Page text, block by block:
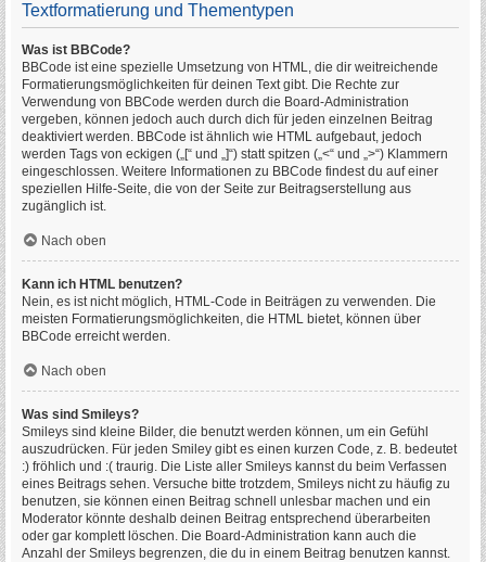
Textformatierung und Thementypen
Was ist BBCode?
BBCode ist eine spezielle Umsetzung von HTML, die dir weitreichende
Formatierungsmöglichkeiten für deinen Text gibt. Die Rechte zur
Verwendung von BBCode werden durch die Board-Administration
vergeben, können jedoch auch durch dich für jeden einzelnen Beitrag
deaktiviert werden. BBCode ist ähnlich wie HTML aufgebaut, jedoch
werden Tags von eckigen („[“ und „]“) statt spitzen („<“ und „>“) Klammern
eingeschlossen. Weitere Informationen zu BBCode findest du auf einer
speziellen Hilfe-Seite, die von der Seite zur Beitragserstellung aus
zugänglich ist.
Nach oben
Kann ich HTML benutzen?
Nein, es ist nicht möglich, HTML-Code in Beiträgen zu verwenden. Die
meisten Formatierungsmöglichkeiten, die HTML bietet, können über
BBCode erreicht werden.
Nach oben
Was sind Smileys?
Smileys sind kleine Bilder, die benutzt werden können, um ein Gefühl
auszudrücken. Für jeden Smiley gibt es einen kurzen Code, z. B. bedeutet
:) fröhlich und :( traurig. Die Liste aller Smileys kannst du beim Verfassen
eines Beitrags sehen. Versuche bitte trotzdem, Smileys nicht zu häufig zu
benutzen, sie können einen Beitrag schnell unlesbar machen und ein
Moderator könnte deshalb deinen Beitrag entsprechend überarbeiten
oder gar komplett löschen. Die Board-Administration kann auch die
Anzahl der Smileys begrenzen, die du in einem Beitrag benutzen kannst.